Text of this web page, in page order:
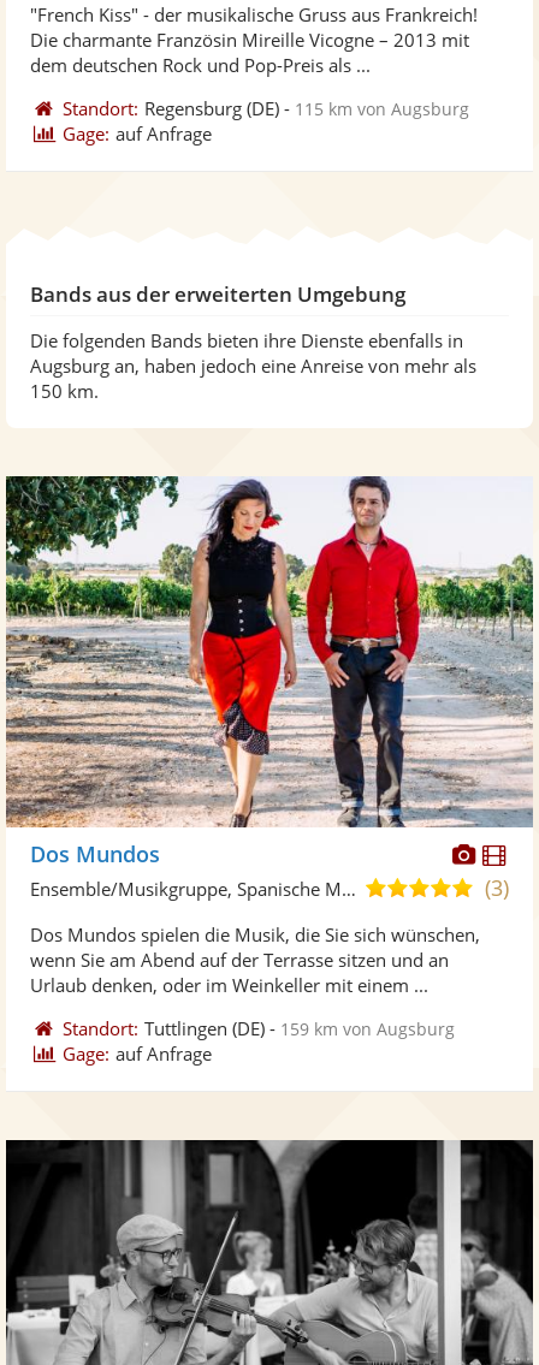
"French Kiss" - der musikalische Gruss aus Frankreich!
Die charmante Französin Mireille Vicogne – 2013 mit
dem deutschen Rock und Pop-Preis als ...
Standort: Regensburg (DE) - 115 km von Augsburg
Gage: auf Anfrage
Bands aus der erweiterten Umgebung
Die folgenden Bands bieten ihre Dienste ebenfalls in
Augsburg an, haben jedoch eine Anreise von mehr als
150 km.
Fotos
Dos Mundos
5,0
5
(3)
Ensemble/Musikgruppe, Spanische Musik
Dos Mundos spielen die Musik, die Sie sich wünschen,
wenn Sie am Abend auf der Terrasse sitzen und an
Urlaub denken, oder im Weinkeller mit einem ...
Standort: Tuttlingen (DE) - 159 km von Augsburg
Gage: auf Anfrage